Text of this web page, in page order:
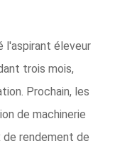
l'aspirant éleveur
trois mois,
Prochain, les
de machinerie
de rendement de